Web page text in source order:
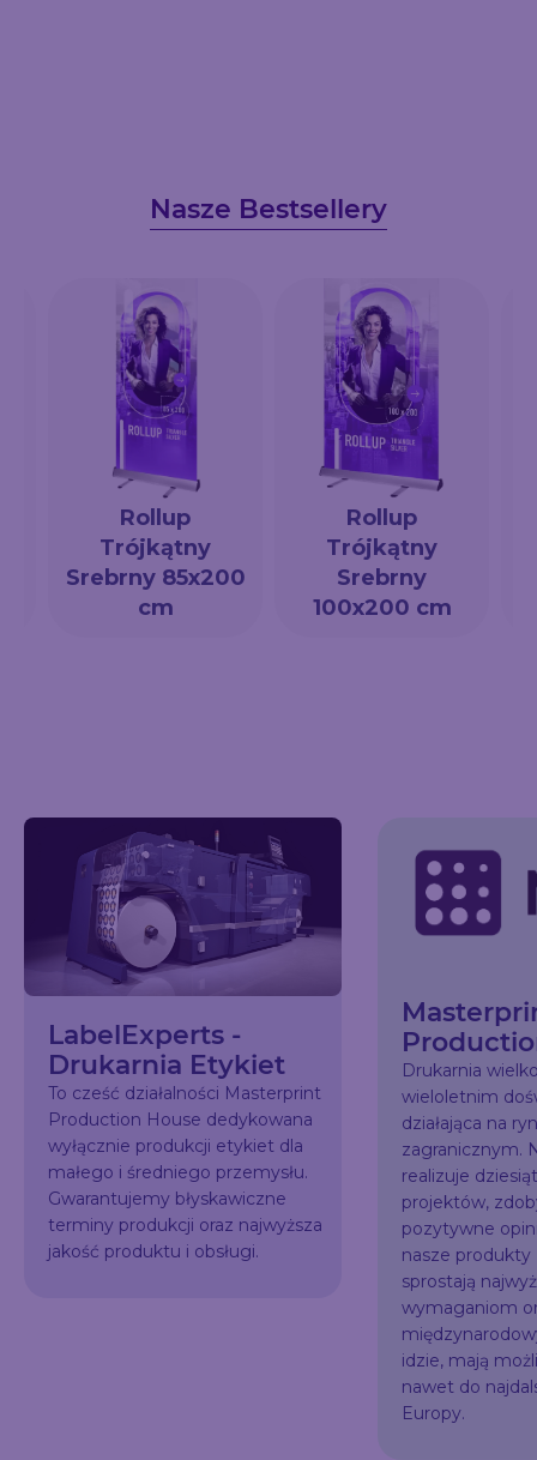
Nasze Bestsellery
Rollup
Trójkątny
Srebrny 85x200
cm
Rollup
Trójkątny
Srebrny
100x200 cm
LabelExperts -
Drukarnia Etykiet
To cześć działalności Masterprint
Production House dedykowana
wyłącznie produkcji etykiet dla
małego i średniego przemysłu.
Gwarantujemy błyskawiczne
terminy produkcji oraz najwyższa
jakość produktu i obsługi.
Drukarnia
wieloletnim
działająca na
zagranicznym.
realizuje
projektów,
pozytywne
nasze
sprostają
wymaganiom
idzie, mają
nawet do
Europy.